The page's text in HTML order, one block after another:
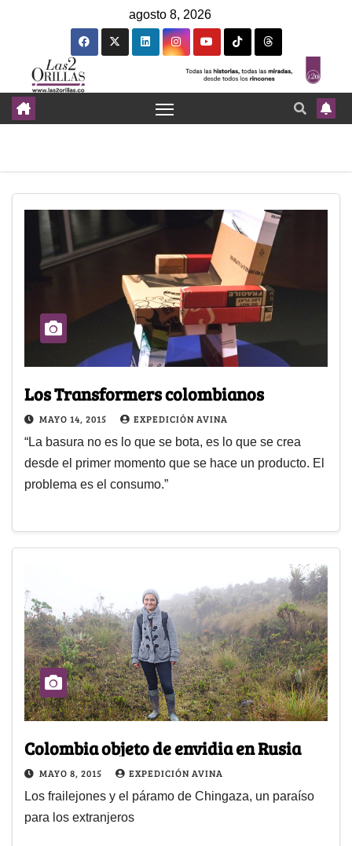
agosto 8, 2026
Los Transformers colombianos
MAYO 14, 2015 EXPEDICIÓN AVINA
“La basura no es lo que se bota, es lo que se crea
desde el primer momento que se hace un producto. El
problema es el consumo.”
Colombia objeto de envidia en Rusia
MAYO 8, 2015 EXPEDICIÓN AVINA
Los frailejones y el páramo de Chingaza, un paraíso
para los extranjeros